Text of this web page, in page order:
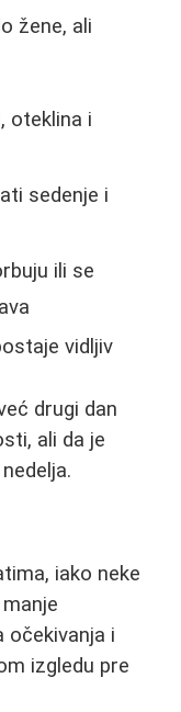
žene, ali
oteklina i
sedenje i
ili se
vidljiv
drugi dan
ali da je
iako neke
očekivanja i
izgledu pre